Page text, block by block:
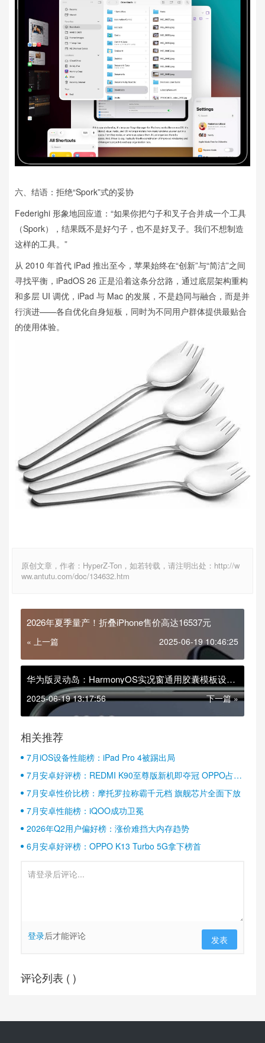
六、结语：拒绝“Spork”式的妥协
Federighi 形象地回应道：“如果你把勺子和叉子合并成一个工具
（Spork），结果既不是好勺子，也不是好叉子。我们不想制造
这样的工具。”
从 2010 年首代 iPad 推出至今，苹果始终在“创新”与“简洁”之间
寻找平衡，iPadOS 26 正是沿着这条分岔路，通过底层架构重构
和多层 UI 调优，iPad 与 Mac 的发展，不是趋同与融合，而是并
行演进——各自优化自身短板，同时为不同用户群体提供最贴合
的使用体验。
原创文章，作者：HyperZ-Ton，如若转载，请注明出处：http://w
ww.antutu.com/doc/134632.htm
2026年夏季量产！折叠iPhone售价高达16537元
« 上一篇 2025-06-19 10:46:25
华为版灵动岛：HarmonyOS实况窗通用胶囊模板设计
2025-06-19 13:17:56 下一篇 »
相关推荐
7月iOS设备性能榜：iPad Pro 4被踢出局
7月安卓好评榜：REDMI K90至尊版新机即夺冠 OPPO占据
半壁江山
7月安卓性价比榜：摩托罗拉称霸千元档 旗舰芯片全面下放
7月安卓性能榜：iQOO成功卫冕
2026年Q2用户偏好榜：涨价难挡大内存趋势
6月安卓好评榜：OPPO K13 Turbo 5G拿下榜首
登录后才能评论 发表
评论列表 ( )